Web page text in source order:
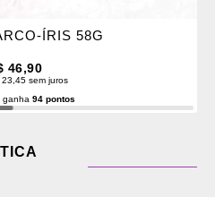
ÍRIS 58G
46,90
sem juros
ganha 94 pontos